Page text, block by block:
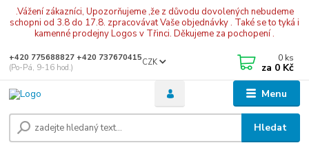
.Vážení zákazníci, Upozorňujeme ,že z důvodu dovolených nebudeme
schopni od 3.8 do 17.8. zpracovávat Vaše objednávky . Také se to tyká i
kamenné prodejny Logos v Třinci. Děkujeme za pochopení .
Menu
CZK
Hledat
+420 775688827 +420 737670415
(Po-Pá, 9-16 hod.)
0 ks
za 0 Kč